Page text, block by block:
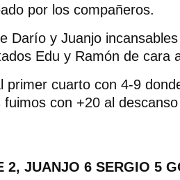
por los compañeros.
Darío y Juanjo
Edu y Ramón de cara
primer cuarto con 4-9
con +20 al
2, JUANJO 6 SERGIO 5